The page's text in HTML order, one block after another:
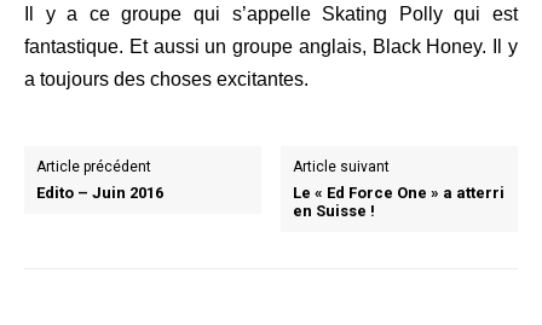
Il y a ce groupe qui s’appelle Skating Polly qui est
fantastique. Et aussi un groupe anglais, Black Honey. Il y
a toujours des choses excitantes.
Article précédent
Edito – Juin 2016
Article suivant
Le « Ed Force One » a atterri
en Suisse !